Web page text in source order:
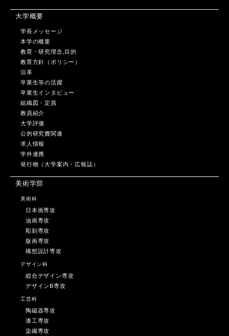
大学概要
学長メッセージ
本学の概要
教育・研究理念,目的
教育方針（ポリシー）
沿革
卒業生等の活躍
卒業生インタビュー
組織図・定員
教員紹介
大学評価
公的研究費関連
求人情報
学外連携
発行物（大学案内・広報誌）
美術学部
美術科
日本画専攻
油画専攻
彫刻専攻
版画専攻
構想設計専攻
デザイン科
総合デザイン専攻
デザインB専攻
工芸科
陶磁器専攻
漆工専攻
染織専攻